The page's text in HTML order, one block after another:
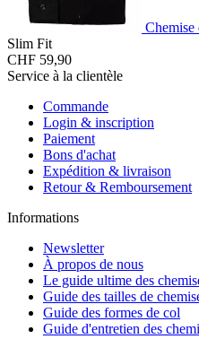
Slim Fit
CHF 59,90
Service à la clientèle
Commande
Login & inscription
Paiement
Bons d'achat
Expédition & livraison
Retour & Remboursement
Informations
Newsletter
À propos de nous
Le guide ultime des
Guide des tailles de
Guide des formes de col
Guide d'entretien des